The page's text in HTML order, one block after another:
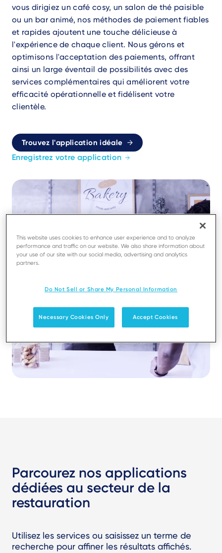
vous dirigiez un café cosy, un salon de thé paisible
ou un bar animé, nos méthodes de paiement fiables
et rapides ajoutent une touche délicieuse à
l'expérience de chaque client. Nous gérons et
optimisons l'acceptation des paiements, offrant
ainsi un large éventail de possibilités avec des
services complémentaires qui améliorent votre
efficacité opérationnelle et fidélisent votre
clientèle.
Trouvez l'application idéale
Enregistrez votre application
Parcourez nos applications
dédiées au secteur de la
restauration
Utilisez les services ou saisissez un terme de
recherche pour affiner les résultats affichés.
This website uses cookies to enhance user experience and to analyze
performance and traffic on our website. We also share information about
your use of our site with our social media, advertising and analytics
partners.
Do Not Sell or Share My Personal Information
Necessary Cookies Only Accept Cookies